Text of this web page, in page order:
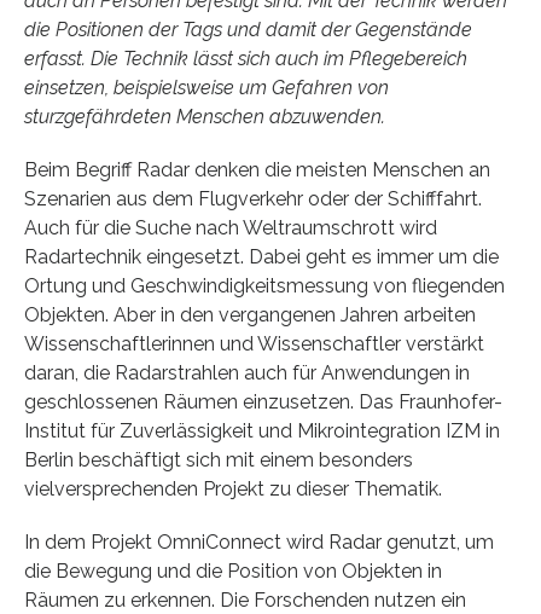
die Positionen der Tags und damit der Gegenstände
erfasst. Die Technik lässt sich auch im Pflegebereich
einsetzen, beispielsweise um Gefahren von
sturzgefährdeten Menschen abzuwenden.
Beim Begriff Radar denken die meisten Menschen an
Szenarien aus dem Flugverkehr oder der Schifffahrt.
Auch für die Suche nach Weltraumschrott wird
Radartechnik eingesetzt. Dabei geht es immer um die
Ortung und Geschwindigkeitsmessung von fliegenden
Objekten. Aber in den vergangenen Jahren arbeiten
Wissenschaftlerinnen und Wissenschaftler verstärkt
daran, die Radarstrahlen auch für Anwendungen in
geschlossenen Räumen einzusetzen. Das Fraunhofer-
Institut für Zuverlässigkeit und Mikrointegration IZM in
Berlin beschäftigt sich mit einem besonders
vielversprechenden Projekt zu dieser Thematik.
In dem Projekt OmniConnect wird Radar genutzt, um
die Bewegung und die Position von Objekten in
Räumen zu erkennen. Die Forschenden nutzen ein